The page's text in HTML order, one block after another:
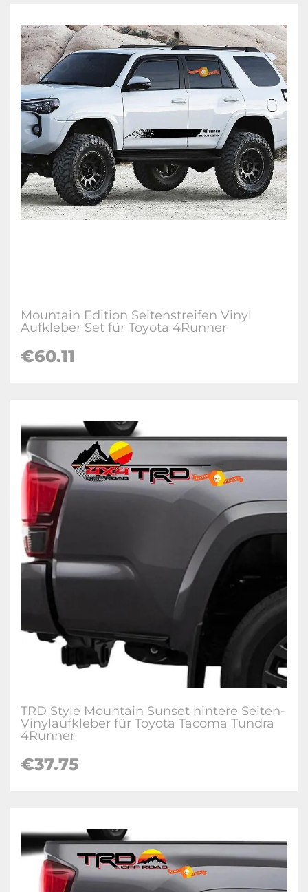
Mountain Edition Seitenstreifen Vinyl
Aufkleber Set für Toyota 4Runner
€60.11
TRD Style Mountain Sunset hintere Seiten-
Vinylaufkleber für Toyota Tacoma Tundra
4Runner
€37.75